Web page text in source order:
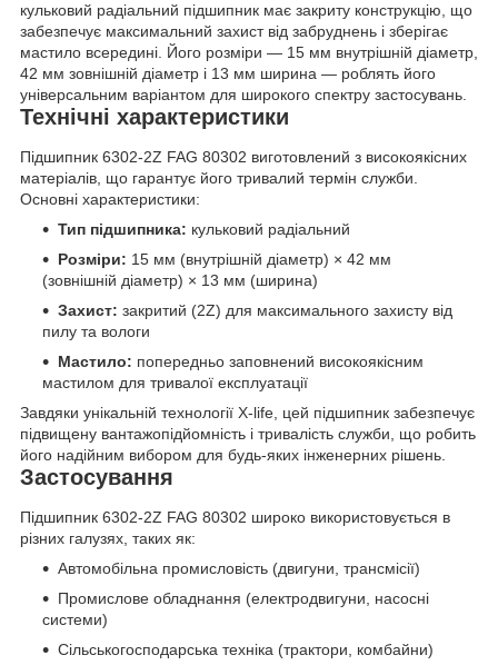
кульковий радіальний підшипник має закриту конструкцію, що
забезпечує максимальний захист від забруднень і зберігає
мастило всередині. Його розміри — 15 мм внутрішній діаметр,
42 мм зовнішній діаметр і 13 мм ширина — роблять його
універсальним варіантом для широкого спектру застосувань.
Технічні характеристики
Підшипник 6302-2Z FAG 80302 виготовлений з високоякісних
матеріалів, що гарантує його тривалий термін служби.
Основні характеристики:
Тип підшипника: кульковий радіальний
Розміри: 15 мм (внутрішній діаметр) × 42 мм
(зовнішній діаметр) × 13 мм (ширина)
Захист: закритий (2Z) для максимального захисту від
пилу та вологи
Мастило: попередньо заповнений високоякісним
мастилом для тривалої експлуатації
Завдяки унікальній технології X-life, цей підшипник забезпечує
підвищену вантажопідйомність і тривалість служби, що робить
його надійним вибором для будь-яких інженерних рішень.
Застосування
Підшипник 6302-2Z FAG 80302 широко використовується в
різних галузях, таких як:
Автомобільна промисловість (двигуни, трансмісії)
Промислове обладнання (електродвигуни, насосні
системи)
Сільськогосподарська техніка (трактори, комбайни)